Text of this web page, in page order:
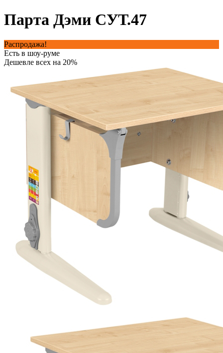
Парта Дэми СУТ.47
Распродажа!
Есть в шоу-руме
Дешевле всех на 20%